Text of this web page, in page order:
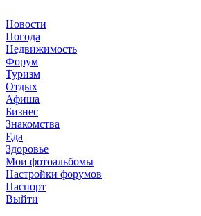
Новости
Погода
Недвижимость
Форум
Туризм
Отдых
Афиша
Бизнес
Знакомства
Еда
Здоровье
Мои фотоальбомы
Настройки форумов
Паспорт
Выйти